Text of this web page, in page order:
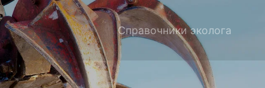
Справочники эколога